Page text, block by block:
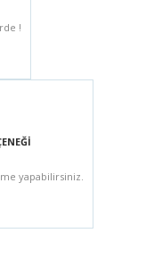
!
yapabilirsiniz.